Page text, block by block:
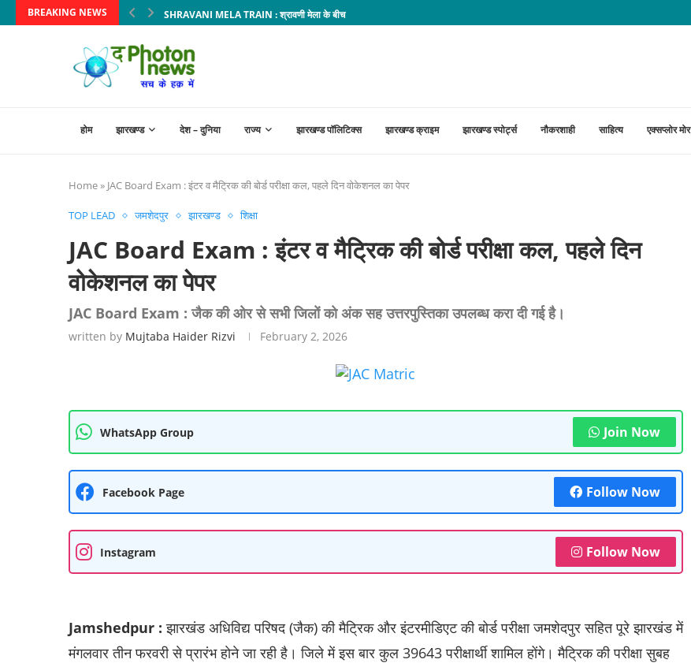
BREAKING NEWS SHRAVANI MELA TRAIN : श्रावणी मेला के बीच पटना-हावड़ा रेलखंड पर परिचालन प्रभावित, 8 घंटे...
होम झारखण्ड देश – दुनिया राज्य झारखण्ड पॉलिटिक्स झारखण्ड क्राइम झारखण्ड स्पोर्ट्स नौकरशाही साहित्य एक्सप्लोर मोर
Home» JAC Board Exam : इंटर व मैट्रिक की बोर्ड परीक्षा कल, पहले दिन वोकेशनल का पेपर
TOP LEAD जमशेदपुर झारखण्ड शिक्षा
JAC Board Exam : इंटर व मैट्रिक की बोर्ड परीक्षा कल, पहले दिन
वोकेशनल का पेपर
JAC Board Exam : जैक की ओर से सभी जिलाें काे अंक सह उत्तरपुस्तिका उपलब्ध करा दी गई है।
written by Mujtaba Haider Rizvi February 2, 2026
WhatsApp Group Join Now
Facebook Page Follow Now
Instagram Follow Now
Jamshedpur :झारखंड अधिविद्य परिषद (जैक) की मैट्रिक और इंटरमीडिएट की बोर्ड परीक्षा जमशेदपुर सहित पूरे झारखंड में
मंगलवार तीन फरवरी से प्रारंभ हाेने जा रही है। जिले में इस बार कुल 39643 परीक्षार्थी शामिल होंगे। मैट्रिक की परीक्षा सुबह